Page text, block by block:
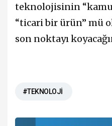
teknolojisinin “kamu
“ticari bir ürün” mü
son noktayı
#TEKNOLOJİ